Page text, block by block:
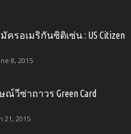
ครอเมริกันซิติเซ่น : US Citizen
8, 2015
วีซ่าถาวร Green Card
21, 2015